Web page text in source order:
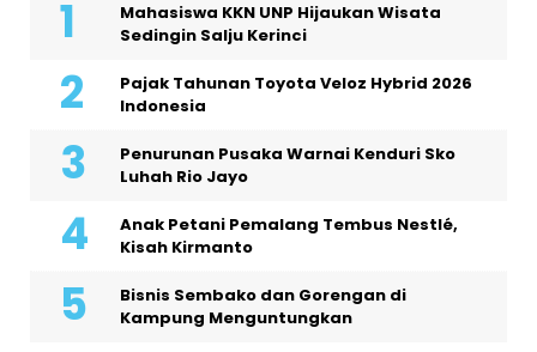
Mahasiswa KKN UNP Hijaukan Wisata
Sedingin Salju Kerinci
Pajak Tahunan Toyota Veloz Hybrid 2026
Indonesia
Penurunan Pusaka Warnai Kenduri Sko
Luhah Rio Jayo
Anak Petani Pemalang Tembus Nestlé,
Kisah Kirmanto
Bisnis Sembako dan Gorengan di
Kampung Menguntungkan